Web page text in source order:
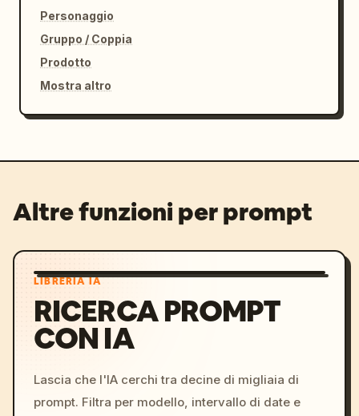
Personaggio
Gruppo / Coppia
Prodotto
Mostra altro
Altre funzioni per prompt
LIBRERIA IA
RICERCA PROMPT
CON IA
Lascia che l'IA cerchi tra decine di migliaia di
prompt. Filtra per modello, intervallo di date e